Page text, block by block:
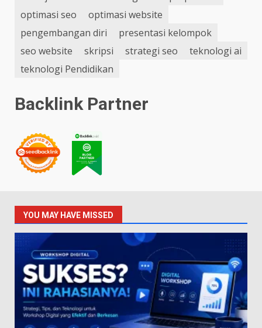
optimasi seo
optimasi website
pengembangan diri
presentasi kelompok
seo website
skripsi strategi seo
teknologi ai
teknologi Pendidikan
Backlink Partner
YOU MAY HAVE MISSED